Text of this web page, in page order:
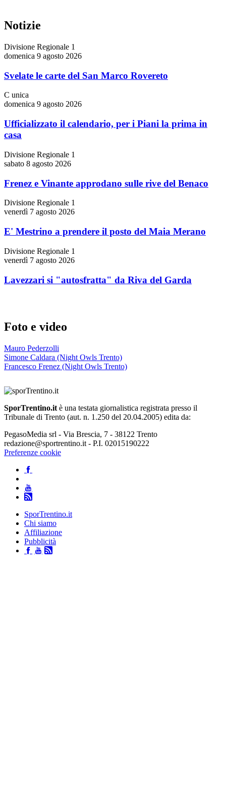
Notizie
Divisione Regionale 1
domenica 9 agosto 2026
Svelate le carte del San Marco Rovereto
C unica
domenica 9 agosto 2026
Ufficializzato il calendario, per i Piani la prima in
casa
Divisione Regionale 1
sabato 8 agosto 2026
Frenez e Vinante approdano sulle rive del Benaco
Divisione Regionale 1
venerdì 7 agosto 2026
E' Mestrino a prendere il posto del Maia Merano
Divisione Regionale 1
venerdì 7 agosto 2026
Lavezzari si "autosfratta" da Riva del Garda
Foto e video
Mauro Pederzolli
Simone Caldara (Night Owls Trento)
Francesco Frenez (Night Owls Trento)
SporTrentino.it è una testata giornalistica registrata presso il
Tribunale di Trento (aut. n. 1.250 del 20.04.2005) edita da:
PegasoMedia srl - Via Brescia, 7 - 38122 Trento
redazione@sportrentino.it - P.I. 02015190222
Preferenze cookie
SporTrentino.it
Chi siamo
Affiliazione
Pubblicità